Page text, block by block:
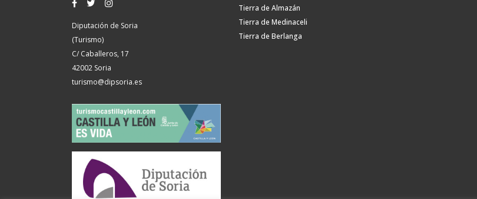
Diputación de Soria
(Turismo)
C/ Caballeros, 17
42002 Soria
turismo@dipsoria.es
Tierra de Almazán
Tierra de Medinaceli
Tierra de Berlanga